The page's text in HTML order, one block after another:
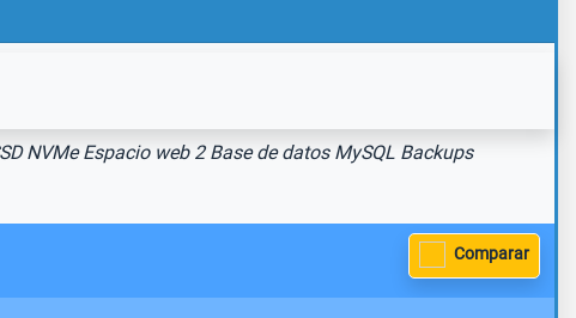
NVMe Espacio web 2 Base de datos MySQL Backups
Comparar